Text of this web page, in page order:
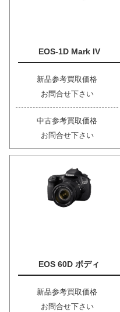
EOS-1D Mark IV
新品参考買取価格
お問合せ下さい
中古参考買取価格
お問合せ下さい
EOS 60D ボディ
新品参考買取価格
お問合せ下さい